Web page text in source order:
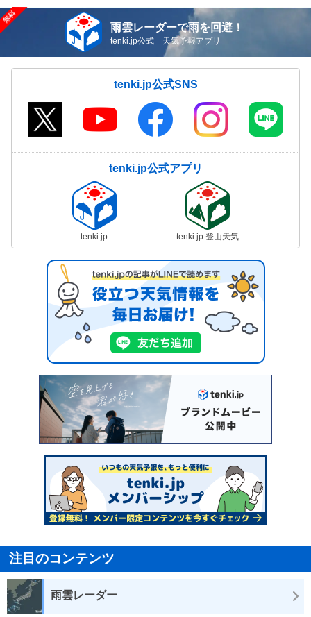
雨雲レーダーで雨を回避！
tenki.jp公式 天気予報アプリ
tenki.jp公式SNS
tenki.jp公式アプリ
tenki.jp tenki.jp 登山天気
注目のコンテンツ
雨雲レーダー